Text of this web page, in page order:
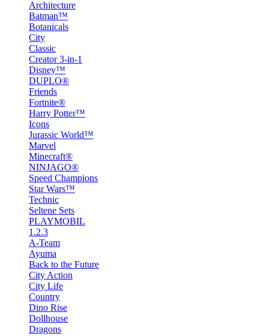
Architecture
Batman™
Botanicals
City
Classic
Creator 3-in-1
Disney™
DUPLO®
Friends
Fortnite®
Harry Potter™
Icons
Jurassic World™
Marvel
Minecraft®
NINJAGO®
Speed Champions
Star Wars™
Technic
Seltene Sets
PLAYMOBIL
1.2.3
A-Team
Ayuma
Back to the Future
City Action
City Life
Country
Dino Rise
Dollhouse
Dragons